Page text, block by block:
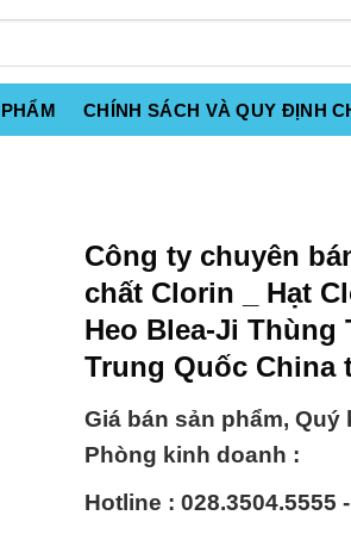
CHÍNH SÁCH VÀ QUY ĐỊNH
Công ty chuyên
chất Clorin _ Hạt
Heo Blea-Ji Thùng
Trung Quốc China
Giá bán sản phẩm,
Phòng kinh doanh :
Hotline : 028.3504.5555